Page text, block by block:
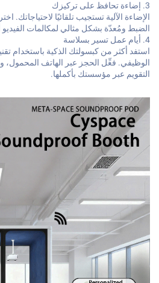
3. إضاءة تحافظ على تركيزك
الإضاءة الآلية تستجيب تلقائيًا لاحتياجاتك.
الضبط ومُعدّة بشكل مثالي لمكالمات الفيديو
4. أيام عمل تسير بسلاسة
الوظيفي. فعِّل الحجز عبر الهاتف المحمول،
التقويم عبر مؤسستك بأكملها.